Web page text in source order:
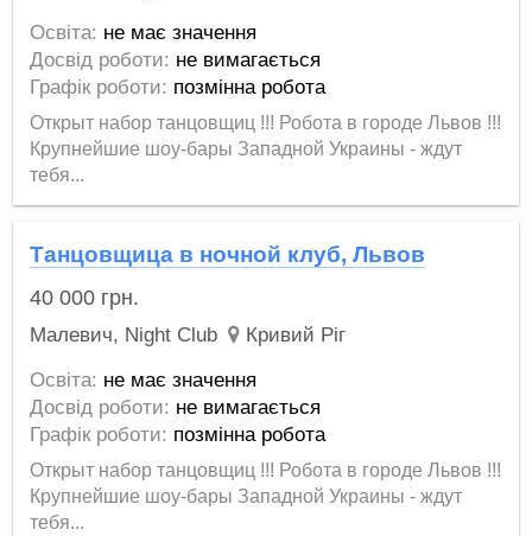
Освіта: не має значення
Досвід роботи: не вимагається
Графік роботи: позмінна робота
Открыт набор танцовщиц !!! Робота в городе Львов !!!
Крупнейшие шоу-бары Западной Украины - ждут
тебя...
Танцовщица в ночной клуб, Львов
40 000 грн.
Малевич, Night Club Кривий Ріг
Освіта: не має значення
Досвід роботи: не вимагається
Графік роботи: позмінна робота
Открыт набор танцовщиц !!! Робота в городе Львов !!!
Крупнейшие шоу-бары Западной Украины - ждут
тебя...